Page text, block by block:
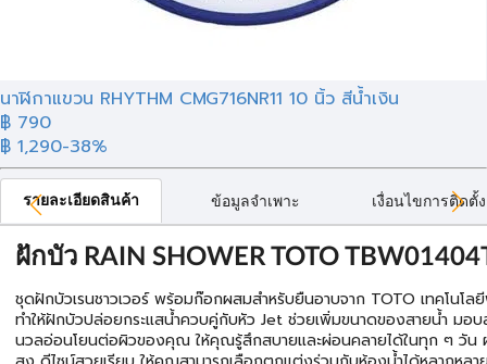
นาฬิกาแขวน RHYTHM CMG716NR11 10 นิ้ว สีน้ำเงิน
฿ 790
฿ 1,290-38%
รายละเอียดสินค้า ข้อมูลจำเพาะ เงื่อนไขการติดตั้ง
ฝักบัว RAIN SHOWER TOTO
ชุดฝักบัวเรนชาวเวอร์ พร้อมก๊อกผสมสำหรับยืนอาบจาก TOTO เทคโนโล
ทำให้ฝักบัวปล่อยกระแสน้ำควบคู่กับหัว Jet ช่วยเพิ่มขนาดของสายน้ำ มอบ
นวลอ่อนโยนต่อผิวของคุณ ให้คุณรู้สึกสบายและผ่อนคลายได้ในทุก ๆ วั